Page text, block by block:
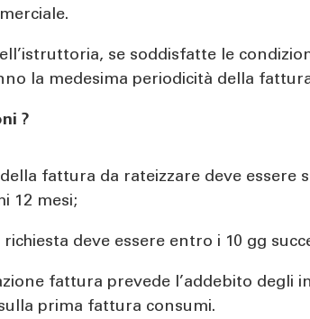
se soddisfatte le
la medesima periodicità della
?
fattura da rateizzare deve
12 mesi;
richiesta deve essere entro i 10 gg
fattura prevede l’addebito degli
prima fattura consumi.